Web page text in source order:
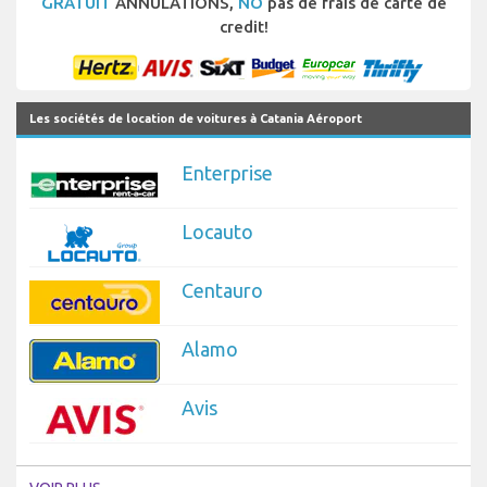
credit!
Les sociétés de location de voitures à Catania Aéroport
Enterprise
Locauto
Centauro
Alamo
Avis